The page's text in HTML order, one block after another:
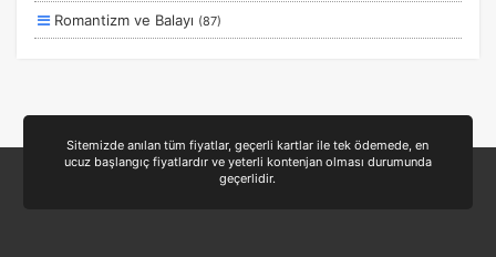
Romantizm ve Balayı (87)
Yiyecek ve İçecek(24)
Sitemizde anılan tüm fiyatlar, geçerli kartlar ile tek ödemede, en
ucuz başlangıç fiyatlardır ve yeterli kontenjan olması durumunda
geçerlidir.